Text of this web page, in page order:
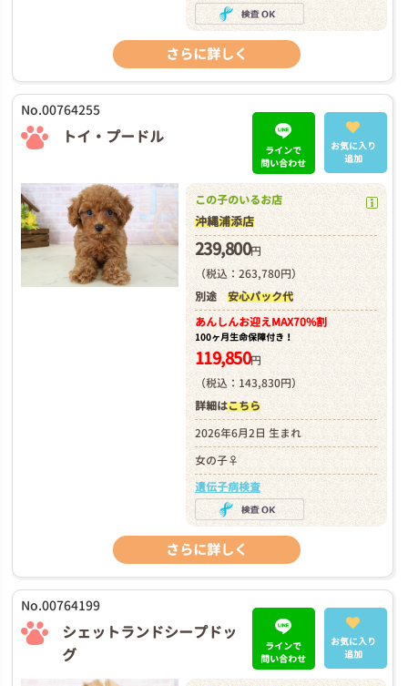
さらに詳しく
No.00764255
トイ・プードル
ラインで
問い合わせ
お気に入り
追加
この子のいるお店
沖縄浦添店
239,800円
（税込：263,780円）
別途 安心パック代
あんしんお迎えMAX70%割
100ヶ月生命保障付き！
119,850円
（税込：143,830円）
詳細はこちら
2026年6月2日 生まれ
女の子♀
遺伝子病検査
さらに詳しく
No.00764199
シェットランドシープドッ
グ
ラインで
問い合わせ
お気に入り
追加